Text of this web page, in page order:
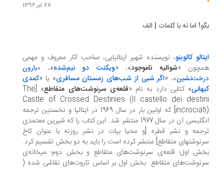
اما نه با کلمات | الف
کالوینو ، نویسنده شهیر ایتالیایی، صاحب آثار معروف و مهمی
«شوالیه ناموجود»، «ویکنت دو نیم‌شده»،«بارون
»، «اگر شبی از شب‌های زمستان مسافری» یا «کمدی
» کتابی دارد به نام «قلعه‌ی سرنوشت‌های متقاطع
» [The
Castle of Crossed Destinies (Il castello dei
incrociati)] که اولین بار در سال 1969 در ایتالیا و نخستین ترجمه
انگلیسی آن در سال 1977 منتشر شد. این کتاب را که شیرین معتمدی
ترجمه و نشر قطره [و محیا بیات در نشر روزنه‏‫ با عنوان کاخ
متقاطع] منتشر کرده است را باید به دو بخش تقسیم کرد.
اول؛ قلعه‌ی سرنوشت‌های متقاطع و بخش دوم؛ میخانه‌ی
متقاطع. بخش اول بر اساس تاروت‌های نقاشی شده (